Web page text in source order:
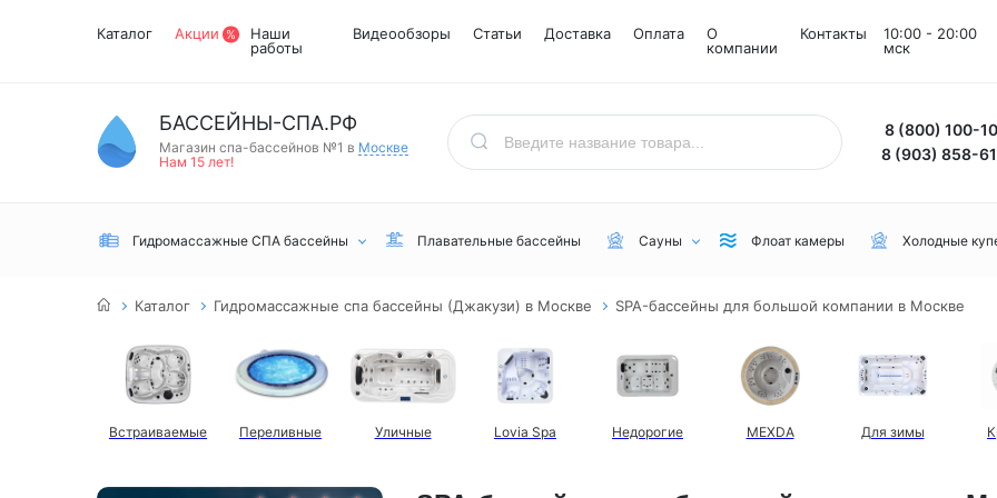
Каталог Акции
Наши
работы
Видеообзоры Статьи Доставка Оплата
О
компании
Контакты
10:00 - 20:00
мск
БАССЕЙНЫ-СПА.РФ
Магазин спа-бассейнов №1 в Москве
Нам 15 лет!
8 (800) 100-
8 (903) 858-
Гидромассажные СПА бассейны
Встраиваемые Переливные
Уличные
Для дачи
Для бани или сауны
Для зимы
NordicSpa
Joy Spa
Плавательные бассейны Сауны
Инфракрасные
Турецкий хамам
Снежные комнаты
Соляные комнаты
Флоат камеры Холодные
Каталог Гидромассажные спа бассейны (Джакузи) в Москве SPA-бассейны для большой компании в Москве
Встраиваемые Переливные Уличные Lovia Spa Недорогие MEXDA Для зимы